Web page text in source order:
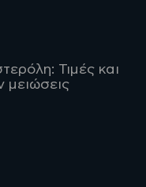
Τιμές και
μειώσεις